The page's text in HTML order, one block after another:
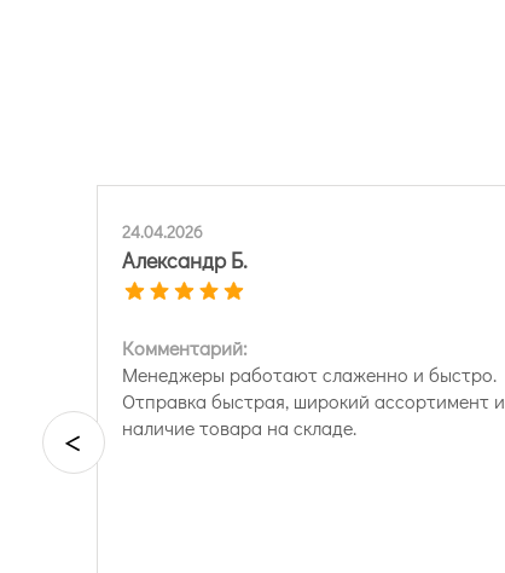
24.04.2026
Александр Б.
Комментарий:
Менеджеры работают слаженно и быстро.
Отправка быстрая, широкий ассортимент и
наличие товара на складе.
<